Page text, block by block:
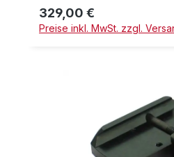
Regulärer Preis:
329,00 €
Preise inkl. MwSt. zzgl.